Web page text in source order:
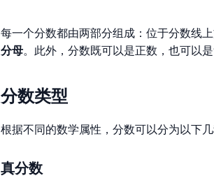
每一个分数都由两部分组成：位于分数线
分母。此外，分数既可以是正数，也可以是
分数类型
根据不同的数学属性，分数可以分为以下几
真分数